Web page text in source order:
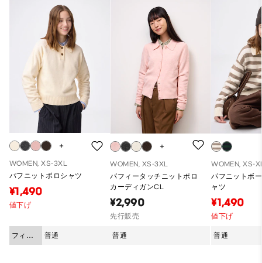
WOMEN, XS-3XL
パフニットポロシャツ
¥1,490
値下げ
フィッ
ト
普通
WOMEN, XS-3XL
パフィータッチニットポロ
カーディガンCL
¥2,990
先行販売
普通
WOMEN, XS-
パフニットボ
ャツ
¥1,490
値下げ
普通